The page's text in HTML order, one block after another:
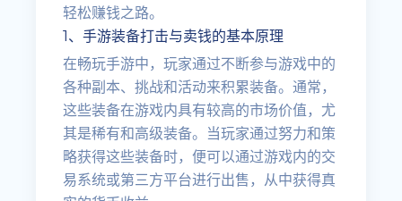
轻松赚钱之路。
1、手游装备打击与卖钱的基本原理
在畅玩手游中，玩家通过不断参与游戏中的
各种副本、挑战和活动来积累装备。通常，
这些装备在游戏内具有较高的市场价值，尤
其是稀有和高级装备。当玩家通过努力和策
略获得这些装备时，便可以通过游戏内的交
易系统或第三方平台进行出售，从中获得真